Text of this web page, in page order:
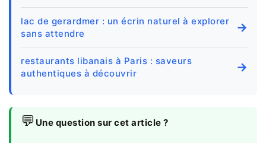
lac de gerardmer : un écrin naturel à explorer
sans attendre
→
restaurants libanais à Paris : saveurs
authentiques à découvrir
→
💬 Une question sur cet article ?